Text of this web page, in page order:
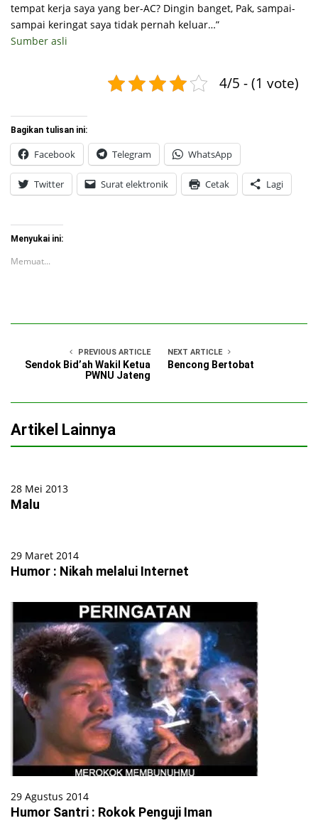
tempat kerja saya yang ber-AC? Dingin banget, Pak, sampai-
sampai keringat saya tidak pernah keluar…”
Sumber asli
4/5 - (1 vote)
Bagikan tulisan ini:
Facebook Telegram WhatsApp
Twitter Surat elektronik Cetak Lagi
Menyukai ini:
Memuat...
PREVIOUS ARTICLE
Sendok Bid’ah Wakil Ketua
PWNU Jateng
NEXT ARTICLE
Bencong Bertobat
Artikel Lainnya
28 Mei 2013
Malu
29 Maret 2014
Humor : Nikah melalui Internet
29 Agustus 2014
Humor Santri : Rokok Penguji Iman